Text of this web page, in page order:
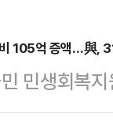
105억 증액…與,
민생회복
국회 예산